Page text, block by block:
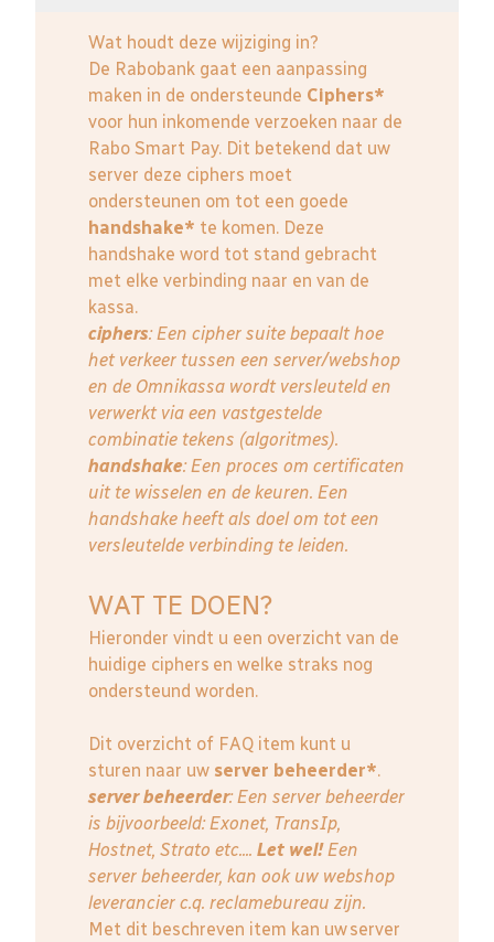
Wat houdt deze wijziging in?
De Rabobank gaat een aanpassing
maken in de ondersteunde Ciphers*
voor hun inkomende verzoeken naar de
Rabo Smart Pay. Dit betekend dat uw
server deze ciphers moet
ondersteunen om tot een goede
handshake* te komen. Deze
handshake word tot stand gebracht
met elke verbinding naar en van de
kassa.
ciphers: Een cipher suite bepaalt hoe
het verkeer tussen een server/webshop
en de Omnikassa wordt versleuteld en
verwerkt via een vastgestelde
combinatie tekens (algoritmes).
handshake: Een proces om certificaten
uit te wisselen en de keuren. Een
handshake heeft als doel om tot een
versleutelde verbinding te leiden.
WAT TE DOEN?
Hieronder vindt u een overzicht van de
huidige ciphers en welke straks nog
ondersteund worden.
Dit overzicht of FAQ item kunt u
sturen naar uw server beheerder*.
server beheerder: Een server beheerder
is bijvoorbeeld: Exonet, TransIp,
Hostnet, Strato etc.... Let wel!Een
server beheerder, kan ook uw webshop
leverancier c.q. reclamebureau zijn.
Met dit beschreven item kan uw server